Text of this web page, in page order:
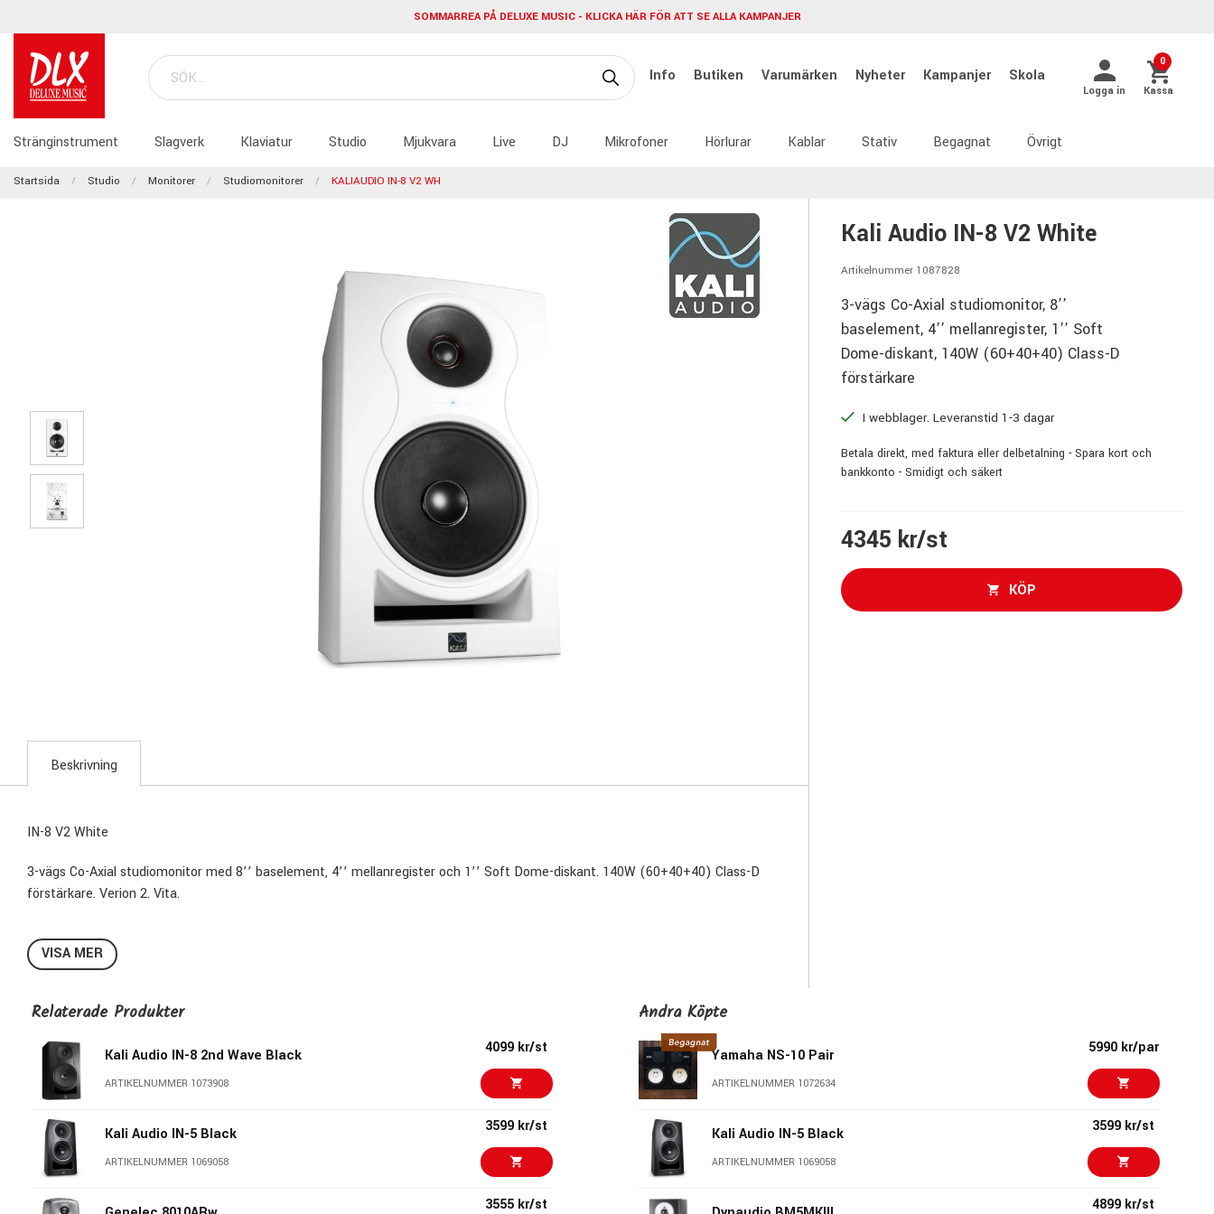
SOMMARREA PÅ DELUXE MUSIC - KLICKA HÄR FÖR ATT SE ALLA KAMPANJER
Info Butiken Varumärken Nyheter Kampanjer Skola
Logga in
0
Kassa
Stränginstrument Slagverk Klaviatur Studio Mjukvara Live DJ Mikrofoner Hörlurar Kablar Stativ Begagnat Övrigt
Startsida Studio Monitorer Studiomonitorer KALIAUDIO IN-8 V2 WH
Kali Audio IN-8 V2 White
Artikelnummer 1087828
3-vägs Co-Axial studiomonitor, 8’’
baselement, 4’’ mellanregister, 1’’ Soft
Dome-diskant, 140W (60+40+40) Class-D
förstärkare
I webblager. Leveranstid 1-3 dagar
Betala direkt, med faktura eller delbetalning - Spara kort och
bankkonto - Smidigt och säkert
4345 kr/st
KÖP
Beskrivning
IN-8 V2 White
3-vägs Co-Axial studiomonitor med 8’’ baselement, 4’’ mellanregister och 1’’ Soft Dome-diskant. 140W (60+40+40) Class-D
förstärkare. Verion 2. Vita.
Kali’s IN-8 V2 is one of the most innovative studio monitors ever made. Combining the natural advantages of a 3-way design
that must be heard to be believed.
Performance
Power. Detail. Soundstage.
The IN-8 V2 Studio Monitor is a speaker like no other. Using the same woofer and tweeter from Kali’s celebrated LP-8, the IN-8
V2 adds a midrange driver that surrounds the tweeter, and acts as its waveguide.
VISA MER
Relaterade Produkter
Kali Audio IN-8 2nd Wave Black
ARTIKELNUMMER 1073908
4099 kr/st
Kali Audio IN-5 Black
ARTIKELNUMMER 1069058
3599 kr/st
3555 kr/st
Andra Köpte
Yamaha NS-10 Pair
ARTIKELNUMMER 1072634
5990 kr/par
Kali Audio IN-5 Black
ARTIKELNUMMER 1069058
3599 kr/st
4899 kr/st